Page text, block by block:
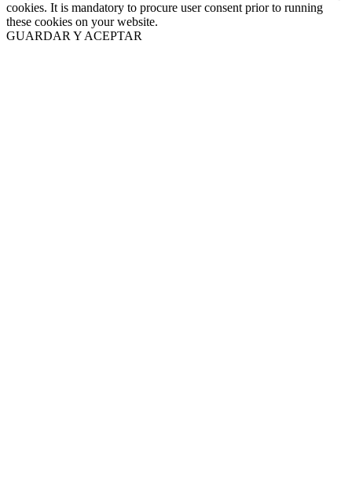
cookies. It is mandatory to procure user consent prior to running
these cookies on your website.
GUARDAR Y ACEPTAR